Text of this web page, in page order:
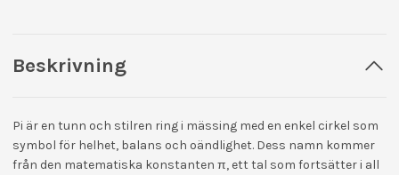
Beskrivning
Pi är en tunn och stilren ring i mässing med en enkel cirkel som
symbol för helhet, balans och oändlighet. Dess namn kommer
från den matematiska konstanten π, ett tal som fortsätter i all